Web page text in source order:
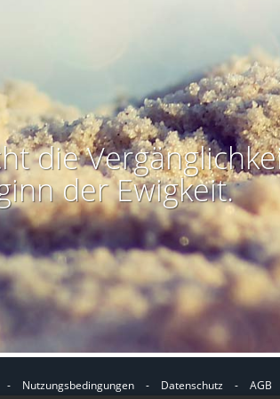
die
der Ewigkeit.
- Nutzungsbedingungen - Datenschutz -
AGB